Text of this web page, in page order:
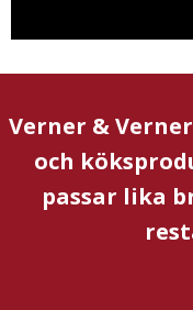
Verner &
och
passar lika